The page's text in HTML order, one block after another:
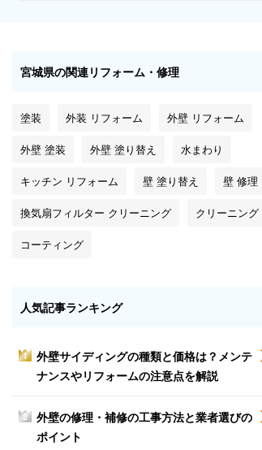
宮城県の関連リフォーム・修理
塗装 外装 リフォーム 外壁 リフォーム
外壁 塗装 外壁 塗り替え 水まわり
キッチン リフォーム 壁 塗り替え 壁 修理
換気扇フィルター クリーニング クリーニング
コーティング
人気記事ランキング
1
外壁サイディングの種類と価格は？メンテ
ナンスやリフォームの注意点を解説
2
外壁の修理・補修の工事方法と業者選びの
ポイント